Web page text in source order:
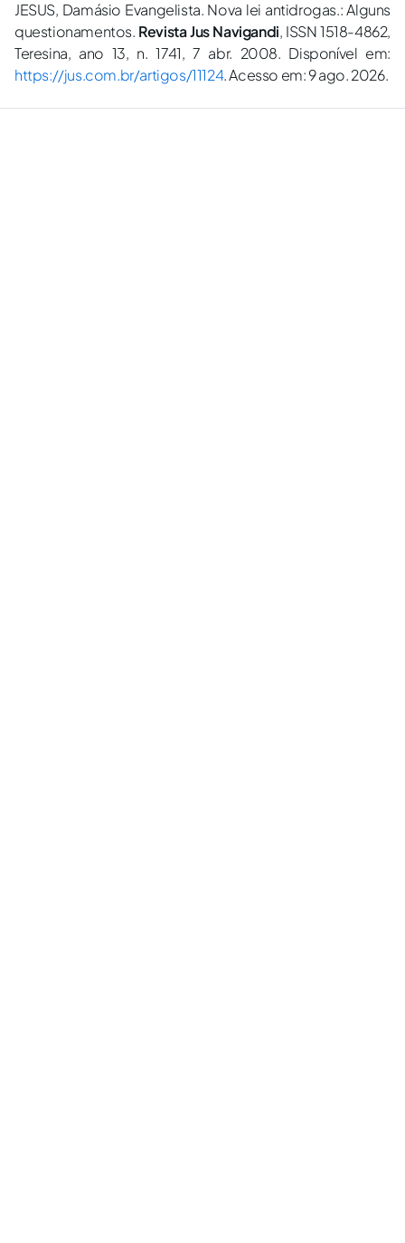
JESUS, Damásio Evangelista. Nova lei antidrogas.: Alguns
questionamentos. Revista Jus Navigandi, ISSN 1518-4862,
Teresina, ano 13, n. 1741, 7 abr. 2008. Disponível em:
https://jus.com.br/artigos/11124. Acesso em: 9 ago. 2026.